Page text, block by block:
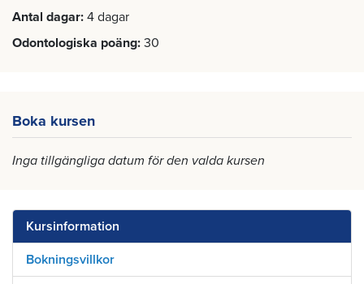
Antal dagar 4 dagar
Odontologiska poäng 30
Boka kursen
Inga tillgängliga datum för den valda kursen
Kursinformation
Bokningsvillkor